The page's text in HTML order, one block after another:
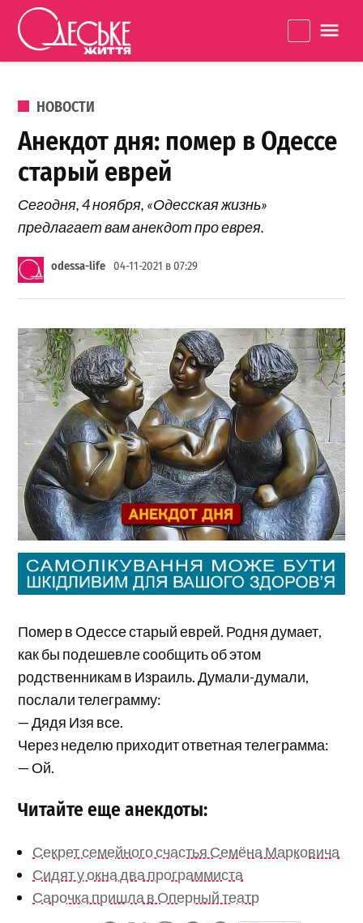
Перейти к содержанию
життя
ОПУБЛИКОВАНО В
НОВОСТИ
Анекдот дня: помер в Одессе
старый еврей
Сегодня, 4 ноября, «Одесская жизнь»
предлагает вам анекдот про еврея.
odessa-life 04-11-2021 в 07:29
Помер в Одессе старый еврей. Родня думает,
как бы подешевле сообщить об этом
родственникам в Израиль. Думали-думали,
послали телеграмму:
— Дядя Изя все.
Через неделю приходит ответная телеграмма:
— Ой.
Читайте еще анекдоты:
Секрет семейного счастья Семёна Марковича
Сидят у окна два программиста
Сарочка пришла в Оперный театр